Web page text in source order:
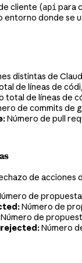
cliente (api para
entorno donde se
distintas de
de líneas de
total de líneas de
de commits de
Número de pull
de
de
Número de
Número de
Número